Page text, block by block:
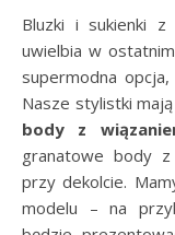
Bluzki i sukienki
uwielbia w
supermodna
Nasze stylistki
body z
granatowe body z
przy dekolcie.
modelu – na